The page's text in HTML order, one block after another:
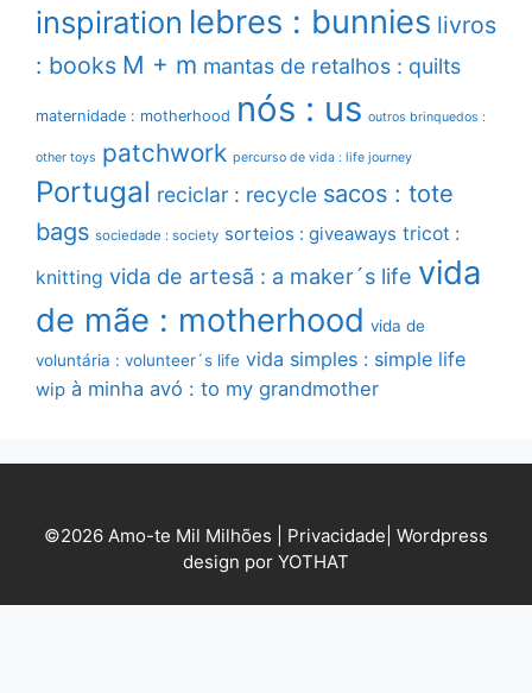
inspiration lebres : bunnies livros
: books M + m mantas de retalhos : quilts
maternidade : motherhood nós : us outros brinquedos :
other toys patchwork percurso de vida : life journey
Portugal reciclar : recycle sacos : tote
bags sociedade : society sorteios : giveaways tricot :
knitting vida de artesã : a maker´s life vida
de mãe : motherhood vida de
voluntária : volunteer´s life vida simples : simple life
wip à minha avó : to my grandmother
©2026 Amo-te Mil Milhões | Privacidade Wordpress
design por YOTHAT